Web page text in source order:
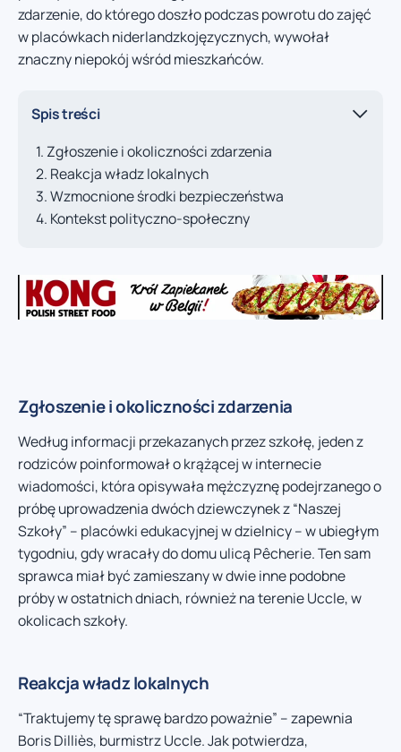
zdarzenie, do którego doszło podczas powrotu do zajęć
w placówkach niderlandzkojęzycznych, wywołał
znaczny niepokój wśród mieszkańców.
Spis treści
Zgłoszenie i okoliczności zdarzenia
Reakcja władz lokalnych
Wzmocnione środki bezpieczeństwa
Kontekst polityczno-społeczny
Zgłoszenie i okoliczności zdarzenia
Według informacji przekazanych przez szkołę, jeden z
rodziców poinformował o krążącej w internecie
wiadomości, która opisywała mężczyznę podejrzanego o
próbę uprowadzenia dwóch dziewczynek z “Naszej
Szkoły” – placówki edukacyjnej w dzielnicy – w ubiegłym
tygodniu, gdy wracały do domu ulicą Pêcherie. Ten sam
sprawca miał być zamieszany w dwie inne podobne
próby w ostatnich dniach, również na terenie Uccle, w
okolicach szkoły.
Reakcja władz lokalnych
“Traktujemy tę sprawę bardzo poważnie” – zapewnia
Boris Dilliès, burmistrz Uccle. Jak potwierdza,